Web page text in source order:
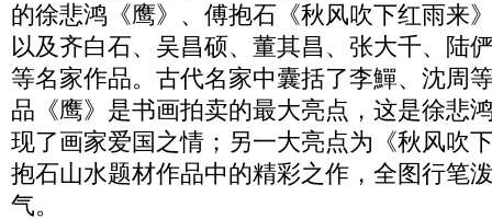
的徐悲鸿《鹰》、傅抱石《秋风吹下红雨来
以及齐白石、吴昌硕、董其昌、张大千、陆
等名家作品。古代名家中囊括了李鱓、沈周
品《鹰》是书画拍卖的最大亮点，这是徐悲
现了画家爱国之情；另一大亮点为《秋风吹
抱石山水题材作品中的精彩之作，全图行笔
气。